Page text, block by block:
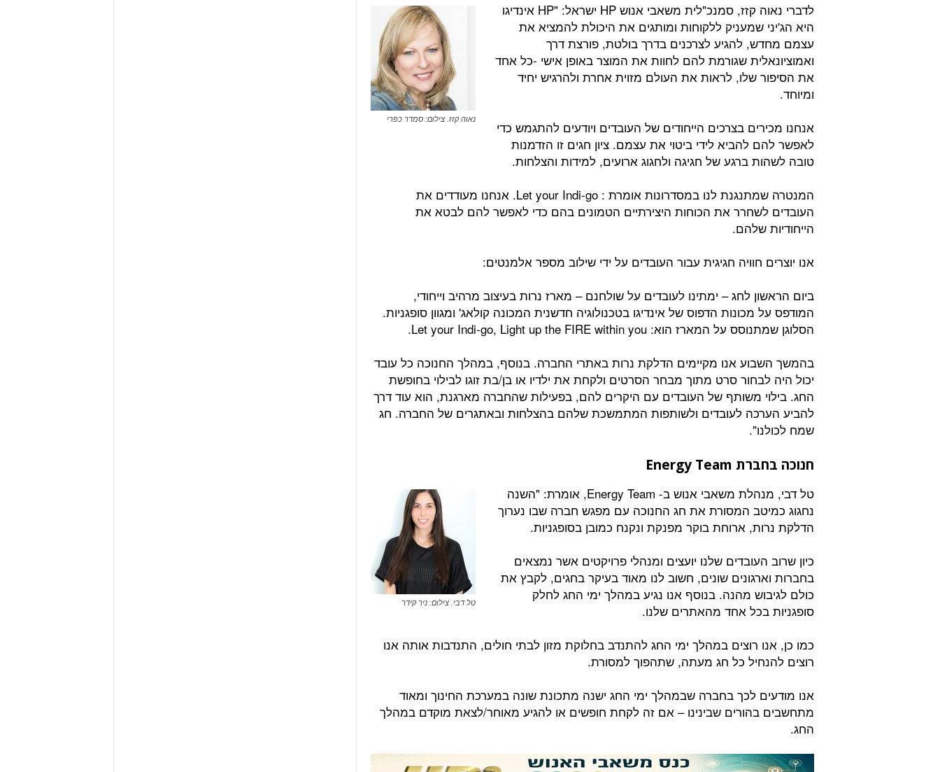
נאוה קזז. צילום: סמדר כפרי
לדברי נאוה קזז, סמנכ"לית משאבי אנוש HP ישראל: "HP אינדיגו
היא הג'יני שמעניק ללקוחות ומותגים את היכולת להמציא את
עצמם מחדש, להגיע לצרכנים בדרך בולטת, פורצת דרך
ואמוציונאלית שגורמת להם לחוות את המוצר באופן אישי -כל אחד
את הסיפור שלו, לראות את העולם מזוית אחרת ולהרגיש יחיד
ומיוחד.
אנחנו מכירים בצרכים הייחודים של העובדים ויודעים להתגמש כדי
לאפשר להם להביא לידי ביטוי את עצמם. ציון חגים זו הזדמנות
טובה לשהות ברגע של חגיגה ולחגוג ארועים, למידות והצלחות.
המנטרה שמתנגנת לנו במסדרונות אומרת : Let your Indi-go. אנחנו מעודדים את
העובדים לשחרר את הכוחות היצירתיים הטמונים בהם כדי לאפשר להם לבטא את
הייחודיות שלהם.
אנו יוצרים חוויה חגיגית עבור העובדים על ידי שילוב מספר אלמנטים:
ביום הראשון לחג – ימתינו לעובדים על שולחנם – מארז נרות בעיצוב מרהיב וייחודי,
המודפס על מכונות הדפוס של אינדיגו בטכנולוגיה חדשנית המכונה קולאג' ומגוון סופגניות.
הסלוגן שמתנוסס על המארז הוא: Let your Indi-go, Light up the FIRE within you.
בהמשך השבוע אנו מקיימים הדלקת נרות באתרי החברה. בנוסף, במהלך החנוכה כל עובד
יכול היה לבחור סרט מתוך מבחר הסרטים ולקחת את ילדיו או בן/בת זוגו לבילוי בחופשת
החג. בילוי משותף של העובדים עם היקרים להם, בפעילות שהחברה מארגנת, הוא עוד דרך
להביע הערכה לעובדים ולשותפות המתמשכת שלהם בהצלחות ובאתגרים של החברה. חג
שמח לכולנו".
חנוכה בחברת Energy Team
טל דבי. צילום: ניר קידר
טל דבי, מנהלת משאבי אנוש ב- Energy Team, אומרת: "השנה
נחגוג כמיטב המסורת את חג החנוכה עם מפגש חברה שבו נערוך
הדלקת נרות, ארוחת בוקר מפנקת ונקנח כמובן בסופגניות.
כיון שרוב העובדים שלנו יועצים ומנהלי פרויקטים אשר נמצאים
בחברות וארגונים שונים, חשוב לנו מאוד בעיקר בחגים, לקבץ את
כולם לגיבוש מהנה. בנוסף אנו נגיע במהלך ימי החג לחלק
סופגניות בכל אחד מהאתרים שלנו.
כמו כן, אנו רוצים במהלך ימי החג להתנדב בחלוקת מזון לבתי חולים, התנדבות אותה אנו
רוצים להנחיל כל חג מעתה, שתהפוך למסורת.
אנו מודעים לכך בחברה שבמהלך ימי החג ישנה מתכונת שונה במערכת החינוך ומאוד
מתחשבים בהורים שבינינו – אם זה לקחת חופשים או להגיע מאוחר/לצאת מוקדם במהלך
החג.